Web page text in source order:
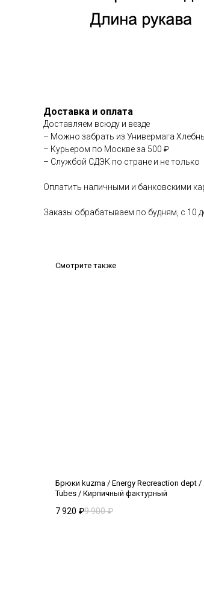
Доставка и оплата
Доставляем всюду и везде
– Можно забрать из Универмага
– Курьером по Москве за 500 ₽
– Службой СДЭК по стране и не только
Оплатить наличными и банковскими
Заказы обрабатываем по будням, с 10
Смотрите также
Брюки kuzma / Energy Recreaction dept /
Tubes / Кирпичный фактурный
7 920 ₽9 900 ₽